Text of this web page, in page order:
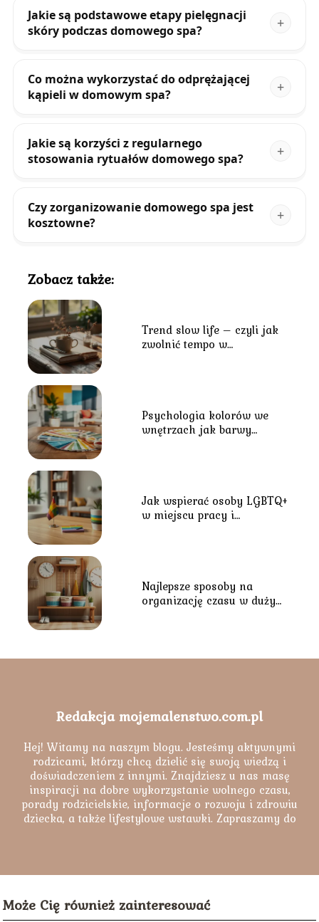
Jakie są podstawowe etapy pielęgnacji
skóry podczas domowego spa?
Co można wykorzystać do odprężającej
kąpieli w domowym spa?
Jakie są korzyści z regularnego
stosowania rytuałów domowego spa?
Czy zorganizowanie domowego spa jest
kosztowne?
Zobacz także:
Trend slow life – czyli jak
zwolnić tempo w
Psychologia kolorów we
wnętrzach jak barwy
Jak wspierać osoby LGBTQ+
w miejscu pracy i
Najlepsze sposoby na
organizację czasu w dużym
Redakcja mojemalenstwo.com.pl
Hej! Witamy na naszym blogu. Jesteśmy aktywnymi
rodzicami, którzy chcą dzielić się swoją wiedzą i
doświadczeniem z innymi. Znajdziesz u nas masę
inspiracji na dobre wykorzystanie wolnego czasu,
porady rodzicielskie, informacje o rozwoju i zdrowiu
dziecka, a także lifestylowe wstawki. Zapraszamy do
Może Cię również zainteresować